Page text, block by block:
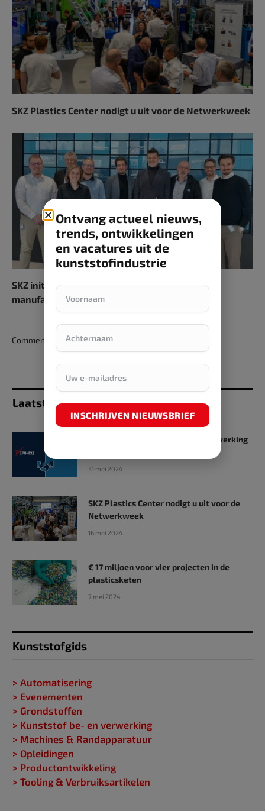
SKZ Plastics Center nodigt u uit voor de Netwerkweek
SKZ initieert onderwijsalliantie voor additive
manufacturing
Comments are closed.
Laatst toegevoegd
SKZ en RHD GmbH starten samenwerking
31 mei 2024
SKZ Plastics Center nodigt u uit voor de
Netwerkweek
16 mei 2024
€ 17 miljoen voor vier projecten in de
plasticsketen
7 mei 2024
Kunststofgids
> Automatisering
> Evenementen
> Grondstoffen
> Kunststof be- en verwerking
> Machines & Randapparatuur
> Opleidingen
> Productontwikkeling
> Tooling & Verbruiksartikelen
Ontvang actueel nieuws,
trends, ontwikkelingen
en vacatures uit de
kunststofindustrie
INSCHRIJVEN NIEUWSBRIEF